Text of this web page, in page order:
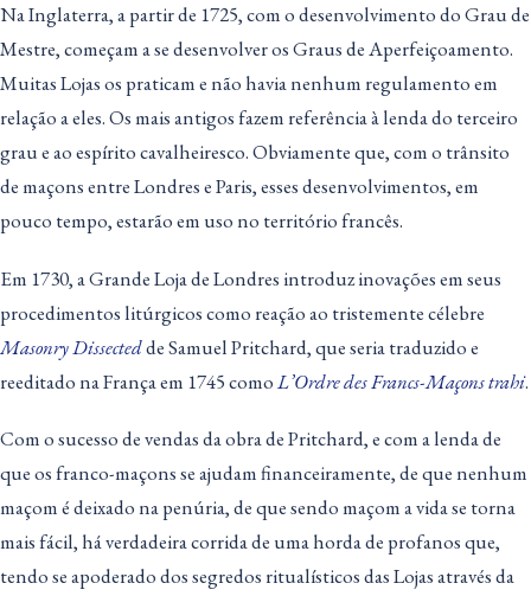
Na Inglaterra, a partir de 1725, com o desenvolvimento do Grau de
Mestre, começam a se desenvolver os Graus de Aperfeiçoamento.
Muitas Lojas os praticam e não havia nenhum regulamento em
relação a eles. Os mais antigos fazem referência à lenda do terceiro
grau e ao espírito cavalheiresco. Obviamente que, com o trânsito
de maçons entre Londres e Paris, esses desenvolvimentos, em
pouco tempo, estarão em uso no território francês.
Em 1730, a Grande Loja de Londres introduz inovações em seus
procedimentos litúrgicos como reação ao tristemente célebre
Masonry Dissectedde Samuel Pritchard, que seria traduzido e
reeditado na França em 1745 comoL’Ordre des Francs-Maçons trahi.
Com o sucesso de vendas da obra de Pritchard, e com a lenda de
que os franco-maçons se ajudam financeiramente, de que nenhum
maçom é deixado na penúria, de que sendo maçom a vida se torna
mais fácil, há verdadeira corrida de uma horda de profanos que,
tendo se apoderado dos segredos ritualísticos das Lojas através da